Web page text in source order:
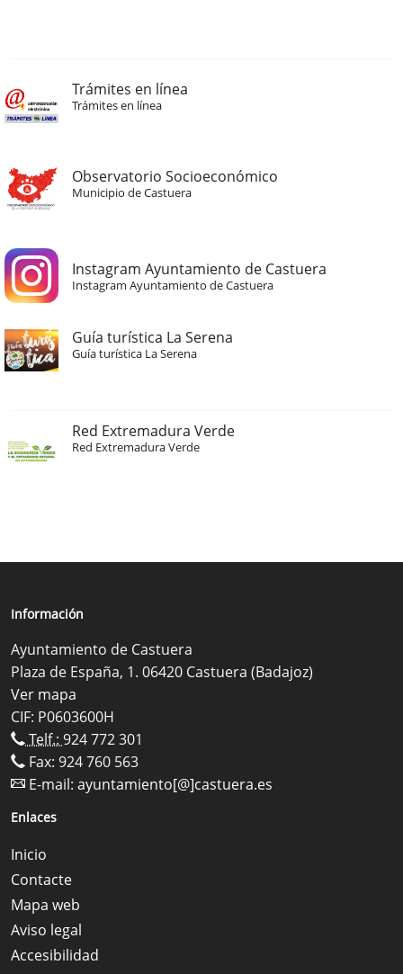
Trámites en línea
Trámites en línea
Observatorio Socioeconómico
Municipio de Castuera
Instagram Ayuntamiento de Castuera
Instagram Ayuntamiento de Castuera
Guía turística La Serena
Guía turística La Serena
Red Extremadura Verde
Red Extremadura Verde
Información
Ayuntamiento de Castuera
Plaza de España, 1. 06420 Castuera (Badajoz)
Ver mapa
CIF: P0603600H
Telf.: 924 772 301
Fax: 924 760 563
E-mail: ayuntamiento[@]castuera.es
Enlaces
Inicio
Contacte
Mapa web
Aviso legal
Accesibilidad